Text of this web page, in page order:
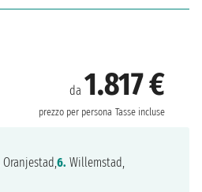
da 1.817 €
prezzo per persona Tasse incluse
Oranjestad,6. Willemstad,